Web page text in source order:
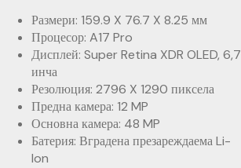
Размери: 159.9 X 76.7 X 8.25 мм
Процесор: A17 Pro
Дисплей: Super Retina XDR OLED, 6,7
инча
Резолюция: 2796 X 1290 пиксела
Предна камера: 12 MP
Основна камера: 48 MP
Батерия: Вградена презареждаема Li-
Ion